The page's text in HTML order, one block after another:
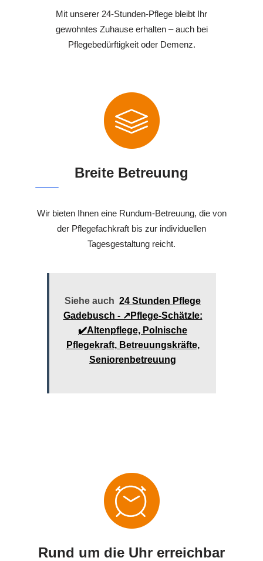
Mit unserer 24-Stunden-Pflege bleibt Ihr
gewohntes Zuhause erhalten – auch bei
Pflegebedürftigkeit oder Demenz.
Breite Betreuung
Wir bieten Ihnen eine Rundum-Betreuung, die von
der Pflegefachkraft bis zur individuellen
Tagesgestaltung reicht.
Siehe auch 24 Stunden Pflege
Gadebusch - ↗️Pflege-Schätzle:
✔️Altenpflege, Polnische
Pflegekraft, Betreuungskräfte,
Seniorenbetreuung
Rund um die Uhr erreichbar